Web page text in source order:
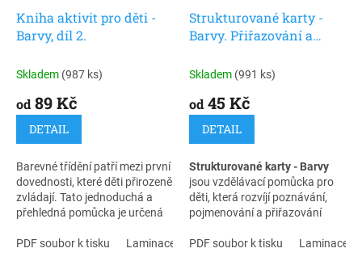
Kniha aktivit pro děti -
Barvy, díl 2.
Skladem (987 ks)
od89 Kč
DETAIL
Barevné třídění patří mezi první
dovednosti, které děti přirozeně
zvládají. Tato jednoduchá a
přehledná pomůcka je určená
přiřazuje obrázky ke správné
PDF soubor k tisku Laminace + zip Desky + laminace + zip
Strukturované karty -
Barvy. Přiřazování a
Skladem (991 ks)
od45 Kč
DETAIL
Strukturované karty - Barvy
jsou vzdělávací pomůcka pro
děti, která rozvíjí poznávání,
pojmenování a přiřazování
zpracování a vizuální podpoře
PDF soubor k tisku Laminace +